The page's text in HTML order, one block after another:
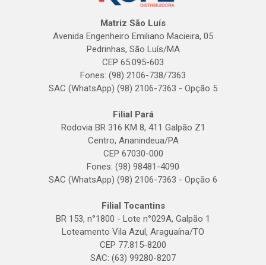
Matriz São Luís
Avenida Engenheiro Emiliano Macieira, 05
Pedrinhas, São Luís/MA
CEP 65.095-603
Fones: (98) 2106-738/7363
SAC (WhatsApp) (98) 2106-7363 - Opção 5
Filial Pará
Rodovia BR 316 KM 8, 411 Galpão Z1
Centro, Ananindeua/PA
CEP 67030-000
Fones: (98) 98481-4090
SAC (WhatsApp) (98) 2106-7363 - Opção 6
Filial Tocantins
BR 153, n°1800 - Lote n°029A, Galpão 1
Loteamento Vila Azul, Araguaína/TO
CEP 77.815-8200
SAC: (63) 99280-8207